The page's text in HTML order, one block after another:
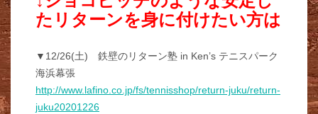
たリターンを身に付けたい方は
▼12/26(土) 鉄壁のリターン塾 in Ken’s テニスパーク
海浜幕張
http://www.lafino.co.jp/fs/tennisshop/return-juku/return-
juku20201226